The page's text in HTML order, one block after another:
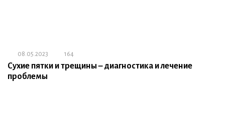
08.05.2023 164
Сухие пятки и трещины – диагностика и лечение
проблемы